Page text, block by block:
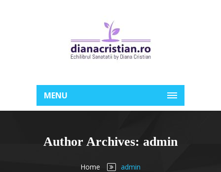
MENU
Author Archives: admin
Home admin